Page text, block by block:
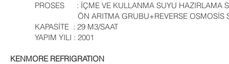
PROSES : İÇME VE KULLANMA SUYU HAZIRLAMA
ÖN ARITMA GRUBU+REVERSE OSMOSİS
KAPASİTE : 29 M3/SAAT
YAPIM YILI : 2001
KENMORE REFRIGRATION